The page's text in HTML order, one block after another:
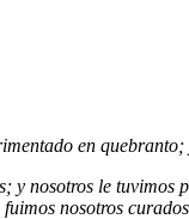
en
y nosotros le
nosotros